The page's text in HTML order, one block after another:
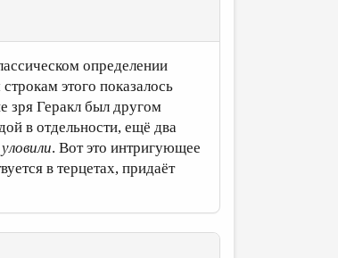
определении
этого показалось
зря Геракл был другом
в отдельности, ещё два
. Вот это интригующее
в терцетах, придаёт